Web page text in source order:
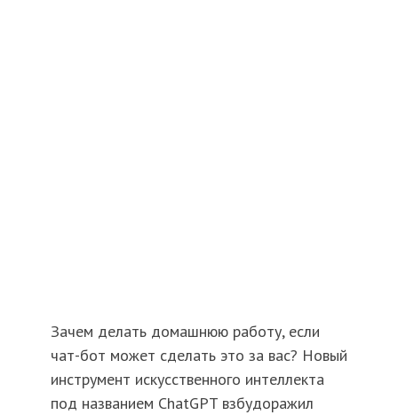
Зачем делать домашнюю работу, если
чат-бот может сделать это за вас? Новый
инструмент искусственного интеллекта
под названием ChatGPT взбудоражил